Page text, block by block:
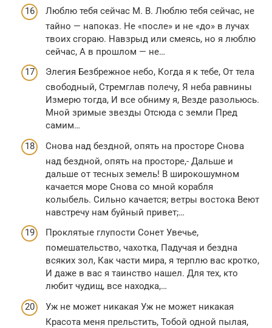
Люблю тебя сейчас М. В. Люблю тебя сейчас, не
тайно — напоказ. Не «после» и не «до» в лучах
твоих сгораю. Навзрыд или смеясь, но я люблю
сейчас, А в прошлом — не…
Элегия Безбрежное небо, Когда я к тебе, От тела
свободный, Стремглав полечу, Я неба равнины
Измерю тогда, И все обниму я, Везде разольюсь.
Мной зримые звезды Отсюда с земли Пред
самим…
Снова над бездной, опять на просторе Снова
над бездной, опять на просторе,- Дальше и
дальше от тесных земель! В широкошумном
качается море Снова со мной корабля
колыбель. Сильно качается; ветры востока Веют
навстречу нам буйный привет;…
Проклятые глупости Сонет Увечье,
помешательство, чахотка, Падучая и бездна
всяких зол, Как части мира, я терплю вас кротко,
И даже в вас я таинство нашел. Для тех, кто
любит чудищ, все находка,…
Уж не может никакая Уж не может никакая
Красота меня прельстить, Тобой одной пылая,